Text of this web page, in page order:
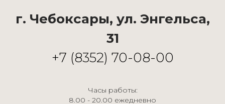
г. Чебоксары, ул. Энгельса,
31
+7 (8352) 70-08-00
Часы работы:
8.00 - 20.00 ежедневно